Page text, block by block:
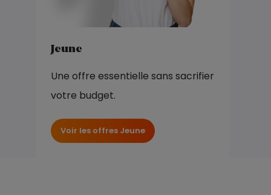
Jeune
Une offre essentielle sans sacrifier
votre budget.
Voir les offres Jeune